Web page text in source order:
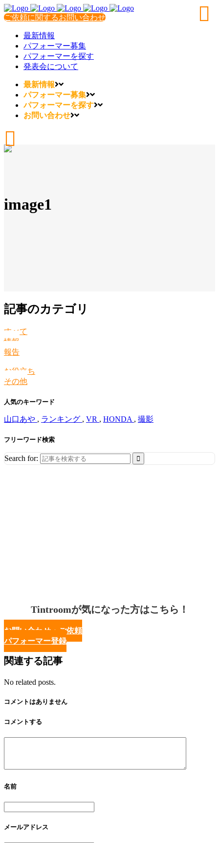
ご依頼に関するお問い合わせ
最新情報
パフォーマー募集
パフォーマーを探す
発表会について
最新情報
パフォーマー募集
パフォーマーを探す
お問い合わせ
image1
記事のカテゴリ
すべて
情報
報告
お役立ち
その他
人気のキーワード
山口あや , ランキング , VR , HONDA , 撮影
フリーワード検索
Search for:
Tintroomが気になった方はこちら！
お問い合わせ・ご依頼
パフォーマー登録
関連する記事
No related posts.
コメントはありません
コメントする
名前
メールアドレス